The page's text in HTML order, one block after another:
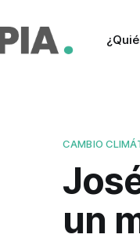
CAMBIO
un